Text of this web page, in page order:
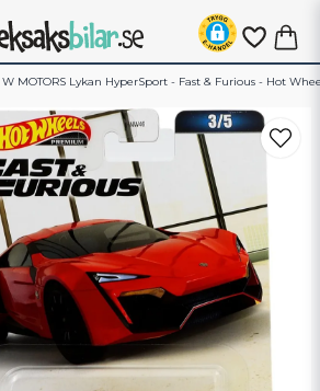
W MOTORS Lykan HyperSport - Fast & Furious - Hot